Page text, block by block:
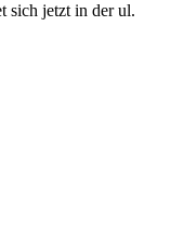
sich jetzt in der ul.